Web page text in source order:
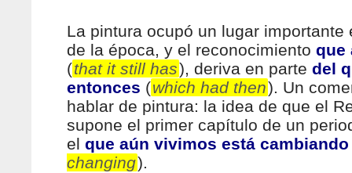
La pintura ocupó un lugar importante
de la época, y el reconocimiento que
(that it still has), deriva en parte del
entonces (which had then). Un
hablar de pintura: la idea de que el
supone el primer capítulo de un
el que aún vivimos está cambiando
changing).